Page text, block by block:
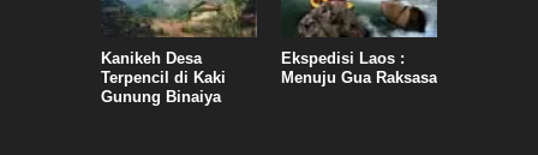
Kanikeh Desa
Terpencil di Kaki
Gunung Binaiya
Ekspedisi Laos :
Menuju Gua Raksasa